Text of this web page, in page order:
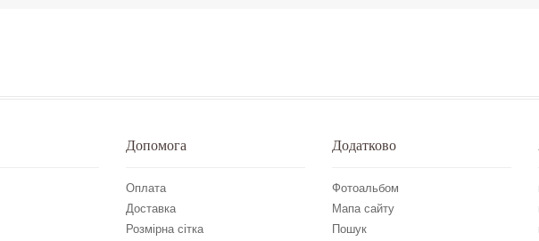
Допомога
Оплата
Доставка
Розмірна сітка
Додатково
Фотоальбом
Мапа сайту
Пошук